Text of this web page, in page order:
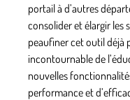
portail à d’autres
consolider et élargir les
peaufiner cet outil déjà
incontournable de
nouvelles
performance et